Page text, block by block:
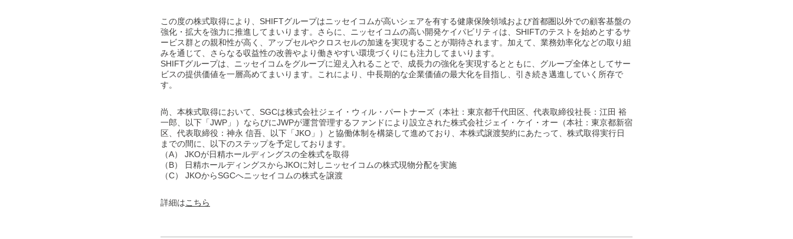
この度の株式取得により、SHIFTグループはニッセイコムが高いシェアを有する健康保険領域および首都圏以外での顧客基盤の
強化・拡大を強力に推進してまいります。さらに、ニッセイコムの高い開発ケイパビリティは、SHIFTのテストを始めとするサ
ービス群との親和性が高く、アップセルやクロスセルの加速を実現することが期待されます。加えて、業務効率化などの取り組
みを通じて、さらなる収益性の改善やより働きやすい環境づくりにも注力してまいります。
SHIFTグループは、ニッセイコムをグループに迎え入れることで、成長力の強化を実現するとともに、グループ全体としてサー
ビスの提供価値を一層高めてまいります。これにより、中長期的な企業価値の最大化を目指し、引き続き邁進していく所存で
す。
尚、本株式取得において、SGCは株式会社ジェイ・ウィル・パートナーズ（本社：東京都千代田区、代表取締役社長：江田 裕
一郎、以下「JWP」）ならびにJWPが運営管理するファンドにより設立された株式会社ジェイ・ケイ・オー（本社：東京都新宿
区、代表取締役：神永 信吾、以下「JKO」）と協働体制を構築して進めており、本株式譲渡契約にあたって、株式取得実行日
までの間に、以下のステップを予定しております。
（A） JKOが日精ホールディングスの全株式を取得
（B） 日精ホールディングスからJKOに対しニッセイコムの株式現物分配を実施
（C） JKOからSGCへニッセイコムの株式を譲渡
詳細はこちら